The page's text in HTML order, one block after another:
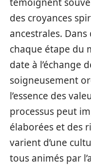
des croyances
ancestrales.
chaque étape du
date à l’échange
soigneusement
l’essence des
processus peut
élaborées et des
varient d’une
tous animés par